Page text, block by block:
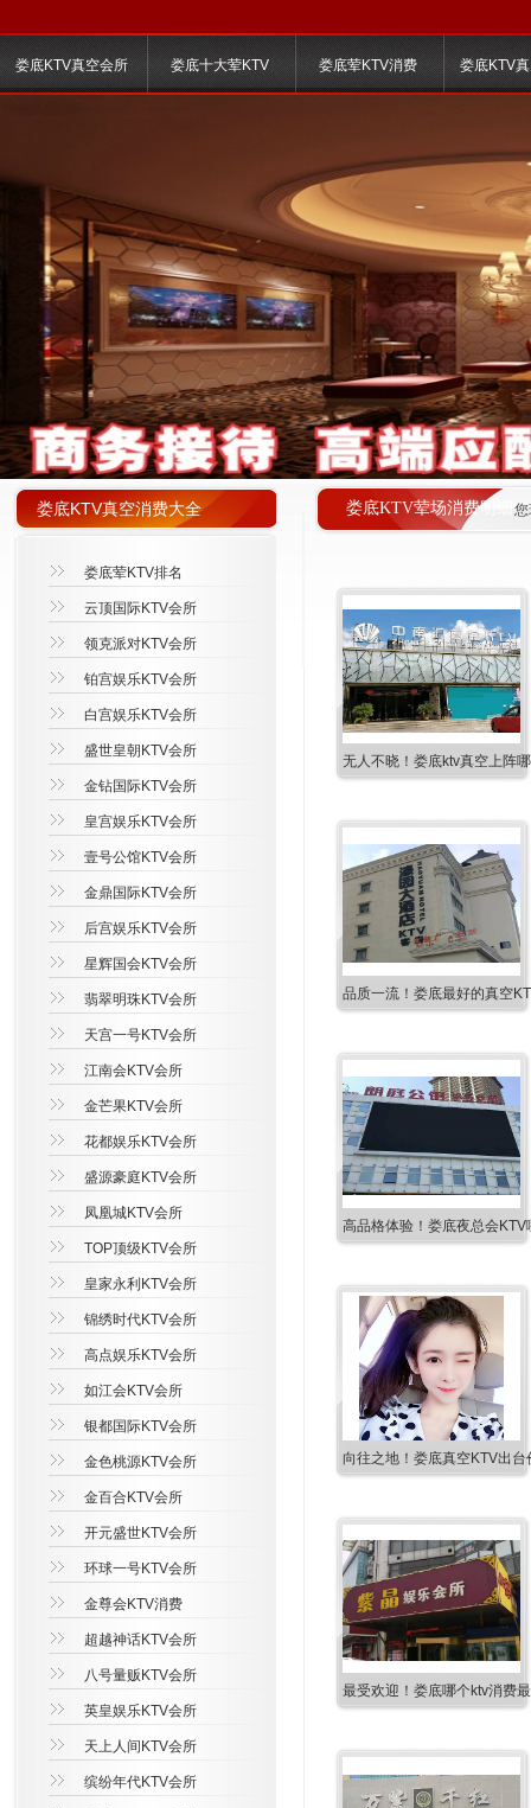
娄底KTV真空会所 娄底十大荤KTV 娄底荤KTV消费 娄底KTV
娄底KTV荤场消费明细
无人不晓！娄底ktv真空上阵
品质一流！娄底最好的真空
高品格体验！娄底夜总会
向往之地！娄底真空KTV出
最受欢迎！娄底哪个ktv消费
娄底KTV真空消费大全
娄底荤KTV排名
云顶国际KTV会所
领克派对KTV会所
铂宫娱乐KTV会所
白宫娱乐KTV会所
盛世皇朝KTV会所
金钻国际KTV会所
皇宫娱乐KTV会所
壹号公馆KTV会所
金鼎国际KTV会所
后宫娱乐KTV会所
星辉国会KTV会所
翡翠明珠KTV会所
天宫一号KTV会所
江南会KTV会所
金芒果KTV会所
花都娱乐KTV会所
盛源豪庭KTV会所
凤凰城KTV会所
TOP顶级KTV会所
皇家永利KTV会所
锦绣时代KTV会所
高点娱乐KTV会所
如江会KTV会所
银都国际KTV会所
金色桃源KTV会所
金百合KTV会所
开元盛世KTV会所
环球一号KTV会所
金尊会KTV消费
超越神话KTV会所
八号量贩KTV会所
英皇娱乐KTV会所
天上人间KTV会所
缤纷年代KTV会所